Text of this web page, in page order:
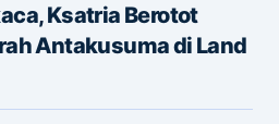
Ksatria Berotot
Antakusuma di Land